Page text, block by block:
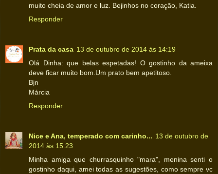
muito cheia de amor e luz. Bejinhos no coração, Katia.
Responder
Prata da casa 13 de outubro de 2014 às 14:19
Olá Dinha: que belas espetadas! O gostinho da ameixa
deve ficar muito bom.Um prato bem apetitoso.
Bjn
Márcia
Responder
Nice e Ana, temperado com carinho... 13 de outubro de
2014 às 15:23
Minha amiga que churrasquinho "mara", menina senti o
gostinho daqui, amei todas as sugestões, como sempre vc